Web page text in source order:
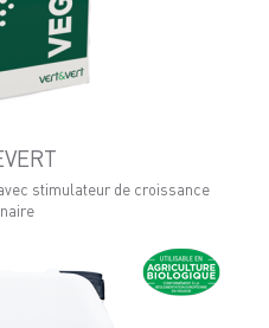
stimulateur de croissance